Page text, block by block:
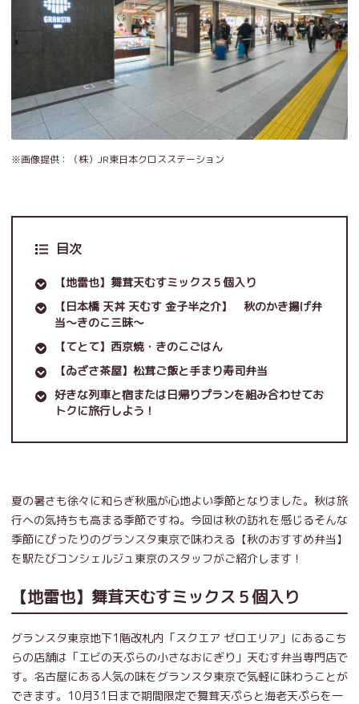
※画像提供：（株）JR東日本クロスステーション
目次
【地雷也】舞茸天むすミックス５個入り
【日本橋 天丼 天むす 金子半之介】 秋のかき揚げ弁
当～きのこ三昧～
【てとて】西京焼・きのこごはん
【ゐざさ茶屋】松茸ご飯と手まり寿司弁当
好きな列車と宿または日帰りプランを組み合わせてお
トクに旅行しよう！
夏の暑さも徐々に和らぎ秋風が心地よい季節となりました。秋は旅
行への気持ちも高まる季節ですね。今回は秋の訪れを感じるそんな
季節にぴったりのグランスタ東京で味わえる【秋のおすすめ弁当】
を駅たびコンシェルジュ東京のスタッフがご紹介します！
【地雷也】舞茸天むすミックス５個入り
グランスタ東京地下1階改札内「スクエア ゼロエリア」にあるこち
らの店舗は「エビの天ぷらの小さなおにぎり」天むす弁当専門店で
す。名古屋にある人気の味をグランスタ東京で気軽に味わうことが
できます。10月31日まで期間限定で舞茸天ぷらと海老天ぷらを一